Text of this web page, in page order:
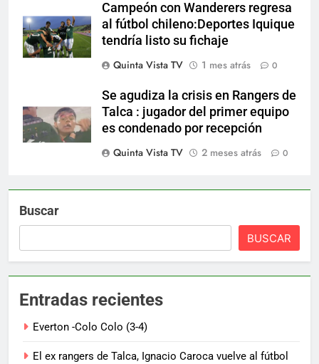
Campeón con Wanderers regresa
al fútbol chileno:Deportes Iquique
tendría listo su fichaje
Quinta Vista TV
1 mes atrás 0
Se agudiza la crisis en Rangers de
Talca : jugador del primer equipo
es condenado por recepción
Quinta Vista TV
2 meses atrás 0
Buscar
BUSCAR
Entradas recientes
Everton -Colo Colo (3-4)
El ex rangers de Talca, Ignacio Caroca vuelve al fútbol